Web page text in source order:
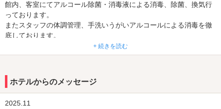
館内、客室にてアルコール除菌・消毒液による消毒、除菌、換気行
っております。
またスタッフの体調管理、手洗いうがいアルコールによる消毒を徹
底しております。
お客様に安全にご利用いただきますように従業員一同遂行しており
ます。安心してご利用くださいませ。
2020.03.02
Ｂ・Ｃ・Ｄタイプ限定 平日限定！！！夕食無料サービス実施中！
+ 続きを読む
ホテルからのメッセージ
2025.11